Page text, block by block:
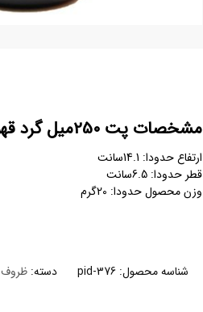
مشخصات پت 250میل گرد قهوه ای دهانه28 شرکتی ایرانی
ارتفاع حدودا: 14.1سانت
قطر حدودا: 6.5سانت
وزن محصول حدودا: 20گرم
شناسه محصول: pid-376 دسته: ظروف